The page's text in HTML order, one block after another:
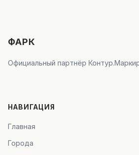
ФАРК
Официальный партнёр
НАВИГАЦИЯ
Главная
Города